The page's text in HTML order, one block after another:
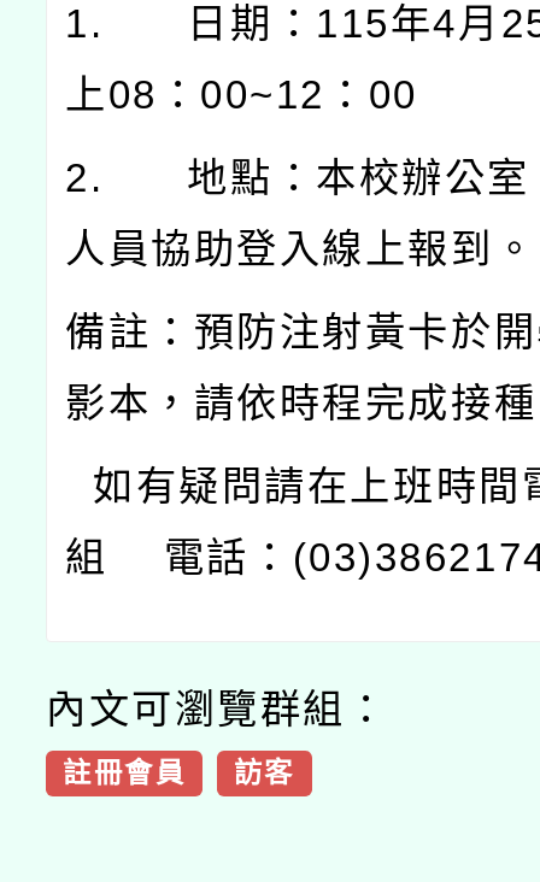
1.
日期： 115年4月
上08 ： 00~12 ： 00
2. 地點：本校辦公
人員協助登入線上報到。
備註：預防注射黃卡於
影本，請依時程完成接
如有疑問請在上班時間
組
電話：
內文可瀏覽群組：
註冊會員 訪客